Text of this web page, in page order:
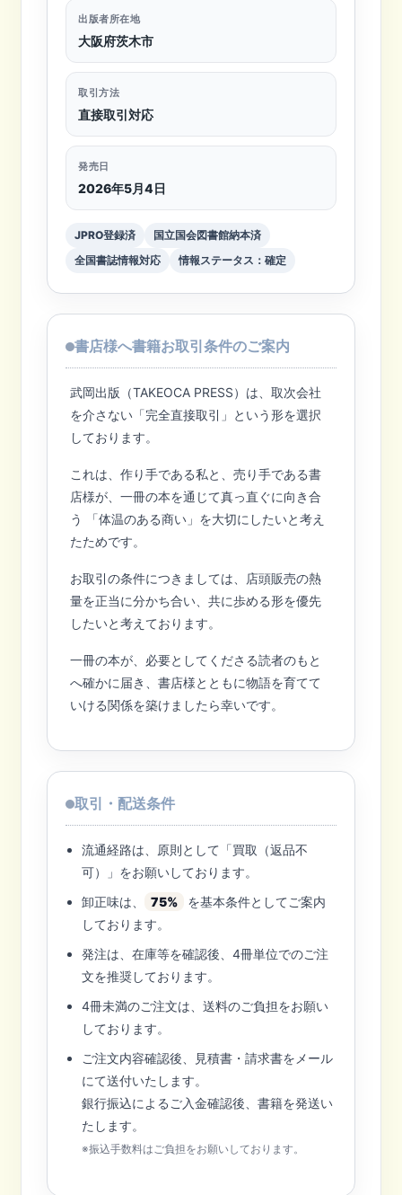
出版者所在地
大阪府茨木市
取引方法
直接取引対応
発売日
2026年5月4日
JPRO登録済
国立国会図書館納本済
全国書誌情報対応
情報ステータス：確定
書店様へ書籍お取引条件のご案内
武岡出版（TAKEOCA PRESS）は、取次会社
を介さない「完全直接取引」という形を選択
しております。
これは、作り手である私と、売り手である書
店様が、一冊の本を通じて真っ直ぐに向き合
う 「体温のある商い」を大切にしたいと考え
たためです。
お取引の条件につきましては、店頭販売の熱
量を正当に分かち合い、共に歩める形を優先
したいと考えております。
一冊の本が、必要としてくださる読者のもと
へ確かに届き、書店様とともに物語を育てて
いける関係を築けましたら幸いです。
取引・配送条件
流通経路は、原則として「買取（返品不
可）」をお願いしております。
卸正味は、
75%
を基本条件としてご案内
しております。
発注は、在庫等を確認後、4冊単位でのご注
文を推奨しております。
4冊未満のご注文は、送料のご負担をお願い
しております。
ご注文内容確認後、見積書・請求書をメール
にて送付いたします。
銀行振込によるご入金確認後、書籍を発送い
たします。
※振込手数料はご負担をお願いしております。